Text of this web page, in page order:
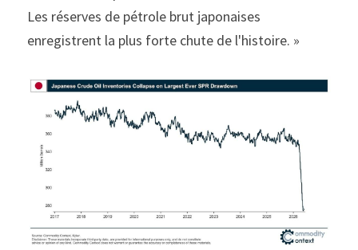
Les réserves de pétrole brut japonaises
enregistrent la plus forte chute de l'histoire. »